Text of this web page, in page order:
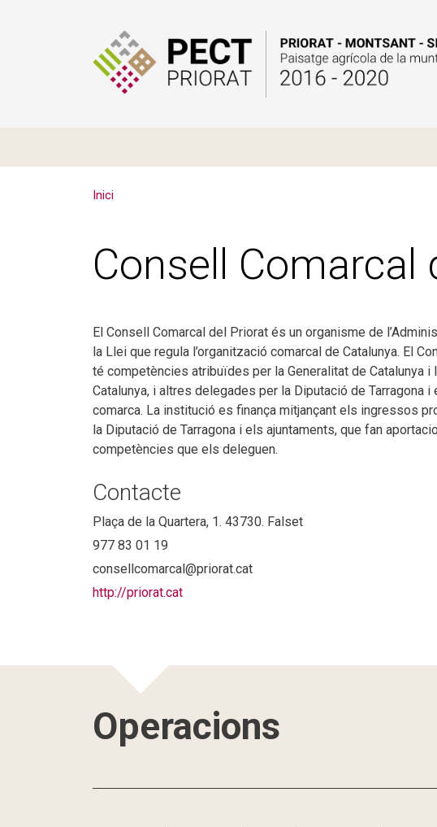
Inici
Consell Comarcal
El Consell Comarcal del Priorat és un organisme de
la Llei que regula l’organització comarcal de Catalunya. El
té competències atribuïdes per la Generalitat de Catalunya
Catalunya, i altres delegades per la Diputació de Tarragona i
comarca. La institució es finança mitjançant els ingressos
la Diputació de Tarragona i els ajuntaments, que fan
competències que els deleguen.
Contacte
Plaça de la Quartera, 1. 43730. Falset
977 83 01 19
consellcomarcal@priorat.cat
http://priorat.cat
Operacions